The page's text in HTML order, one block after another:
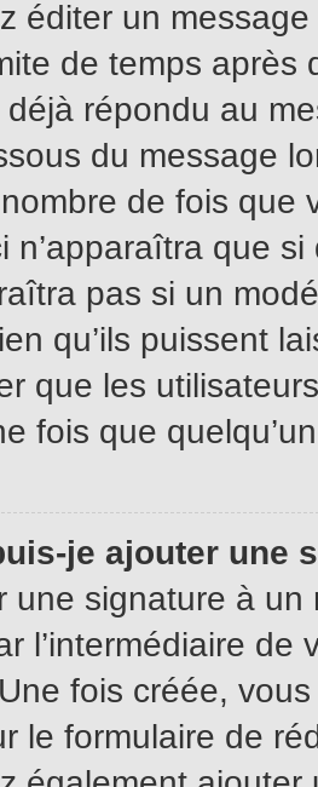
éditer un
de temps après
déjà répondu au
du message
de fois que
n’apparaîtra que
pas si un
qu’ils puissent
que les
fois que
je ajouter une
une signature à un
l’intermédiaire
Une fois créée,
le formulaire de